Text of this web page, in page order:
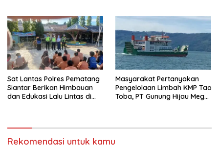
Sat Lantas Polres Pematang
Siantar Berikan Himbauan
dan Edukasi Lalu Lintas di
Masyarakat Pertanyakan
Pengelolaan Limbah KMP Tao
Toba, PT Gunung Hijau Mega
Rekomendasi untuk kamu